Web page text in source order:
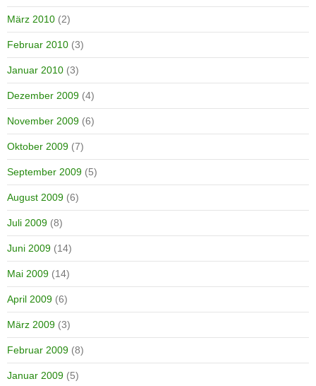
März 2010 (2)
Februar 2010 (3)
Januar 2010 (3)
Dezember 2009 (4)
November 2009 (6)
Oktober 2009 (7)
September 2009 (5)
August 2009 (6)
Juli 2009 (8)
Juni 2009 (14)
Mai 2009 (14)
April 2009 (6)
März 2009 (3)
Februar 2009 (8)
Januar 2009 (5)